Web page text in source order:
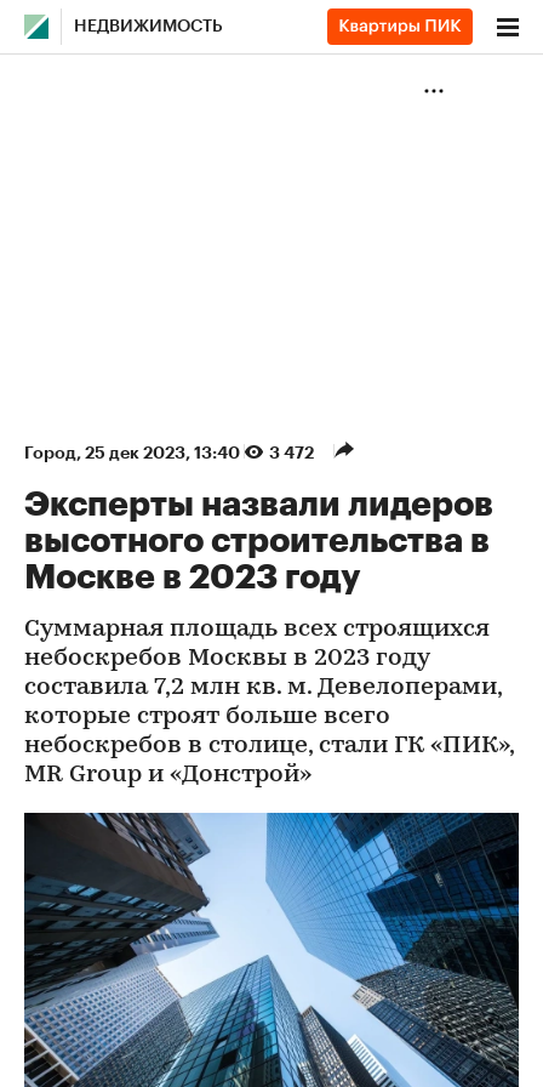
НЕДВИЖИМОСТЬ
Город⁠, 25 дек 2023, 13:40 3 472
Эксперты назвали лидеров
высотного строительства в
Москве в 2023 году
Суммарная площадь всех строящихся
небоскребов Москвы в 2023 году
составила 7,2 млн кв. м. Девелоперами,
которые строят больше всего
небоскребов в столице, стали ГК «ПИК»,
MR Group и «Донстрой»